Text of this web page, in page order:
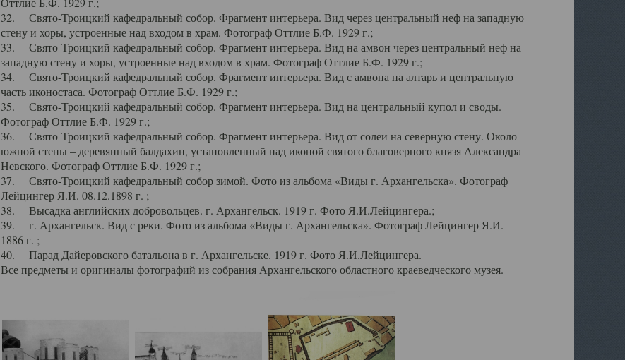
32. Свято-Троицкий кафедральный собор. Фрагмент интерьера. Вид через центральный неф на западную
стену и хоры, устроенные над входом в храм. Фотограф Оттлие Б.Ф. 1929 г.;
33. Свято-Троицкий кафедральный собор. Фрагмент интерьера. Вид на амвон через центральный неф на
западную стену и хоры, устроенные над входом в храм. Фотограф Оттлие Б.Ф. 1929 г.;
34. Свято-Троицкий кафедральный собор. Фрагмент интерьера. Вид с амвона на алтарь и центральную
часть иконостаса. Фотограф Оттлие Б.Ф. 1929 г.;
35. Свято-Троицкий кафедральный собор. Фрагмент интерьера. Вид на центральный купол и своды.
Фотограф Оттлие Б.Ф. 1929 г.;
36. Свято-Троицкий кафедральный собор. Фрагмент интерьера. Вид от солеи на северную стену. Около
южной стены – деревянный балдахин, установленный над иконой святого благоверного князя Александра
Невского. Фотограф Оттлие Б.Ф. 1929 г.;
37. Свято-Троицкий кафедральный собор зимой. Фото из альбома «Виды г. Архангельска». Фотограф
Лейцингер Я.И. 08.12.1898 г. ;
38. Высадка английских добровольцев. г. Архангельск. 1919 г. Фото Я.И.Лейцингера.;
39. г. Архангельск. Вид с реки. Фото из альбома «Виды г. Архангельска». Фотограф Лейцингер Я.И.
1886 г. ;
40. Парад Дайеровского батальона в г. Архангельске. 1919 г. Фото Я.И.Лейцингера.
Все предметы и оригиналы фотографий из собрания Архангельского областного краеведческого музея.